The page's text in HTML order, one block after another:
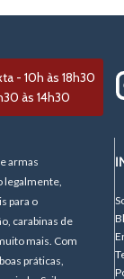
- 10h às 18h30
às 14h30
armas
legalmente,
para o
carabinas de
mais. Com
práticas,